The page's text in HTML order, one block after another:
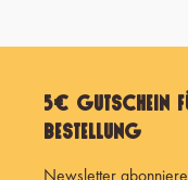
5€ Gutschein
Bestellung